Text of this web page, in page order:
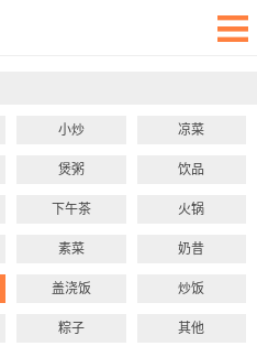
小炒 凉菜
煲粥 饮品
下午茶 火锅
素菜 奶昔
盖浇饭 炒饭
粽子 其他